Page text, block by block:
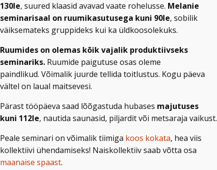
130le, suured klaasid avavad vaate rohelusse. Melanie
seminarisaal on ruumikasutusega kuni 90le, sobilik
väiksemateks gruppideks kui ka üldkoosolekuks.
Ruumides on olemas kõik vajalik produktiivseks
seminariks. Ruumide paigutuse osas oleme
paindlikud. Võimalik juurde tellida toitlustus. Kogu päeva
vältel on laual maitsevesi.
Pärast tööpäeva saad lõõgastuda hubases majutuses
kuni 112le, nautida saunasid, piljardit või metsaraja vaikust.
Peale seminari on võimalik tiimiga koos kokata, hea viis
kollektiivi ühendamiseks! Naiskollektiiv saab võtta osa
maanaise spaast.